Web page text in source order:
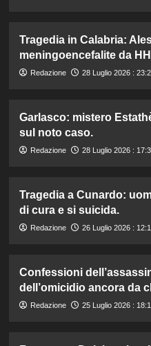
Tragedia in Calabria:
meningoencefalite da
Redazione 28 Luglio 2026 :
Garlasco: mistero
sul noto caso.
Redazione 28 Luglio 2026 :
Tragedia a Cunardo:
di cura e si suicida.
Redazione 26 Luglio 2026 :
Confessioni
dell’omicidio ancora da
Redazione 25 Luglio 2026 :